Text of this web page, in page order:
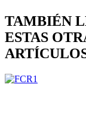
TAMBIÉN
ESTAS